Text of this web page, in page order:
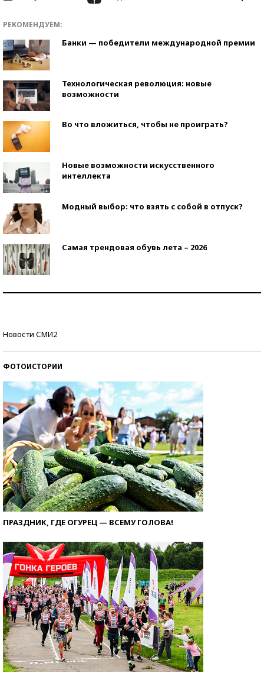
РЕКОМЕНДУЕМ:
Банки — победители международной премии
Технологическая революция: новые
возможности
Во что вложиться, чтобы не проиграть?
Новые возможности искусственного
интеллекта
Модный выбор: что взять с собой в отпуск?
Самая трендовая обувь лета – 2026
Новости СМИ2
ФОТОИСТОРИИ
ПРАЗДНИК, ГДЕ ОГУРЕЦ — ВСЕМУ ГОЛОВА!